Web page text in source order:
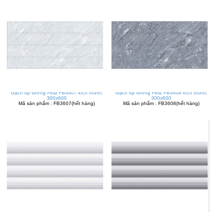
Gạch ốp tường Feliz FB3607 kích thước
300x600
Mã sản phẩm : FB3607(hết hàng)
Gạch ốp tường Feliz FB3608 kích thước
300x600
Mã sản phẩm : FB3608(hết hàng)